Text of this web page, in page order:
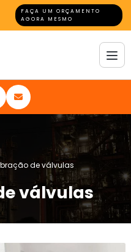
FAÇA UM ORÇAMENTO
AGORA MESMO
de válvulas
válvulas